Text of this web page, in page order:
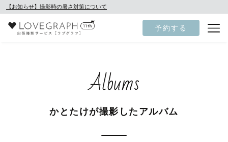
【お知らせ】撮影時の暑さ対策について
予約する
Albums
かとたけが撮影したアルバム